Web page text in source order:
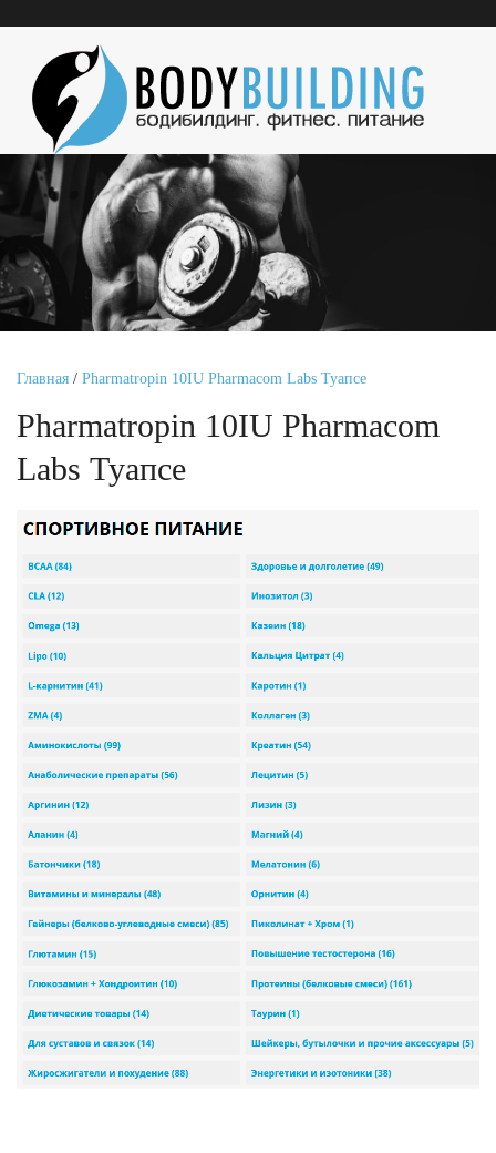
Главная / Pharmatropin 10IU Pharmacom Labs Туапсе
Pharmatropin 10IU Pharmacom
Labs Туапсе